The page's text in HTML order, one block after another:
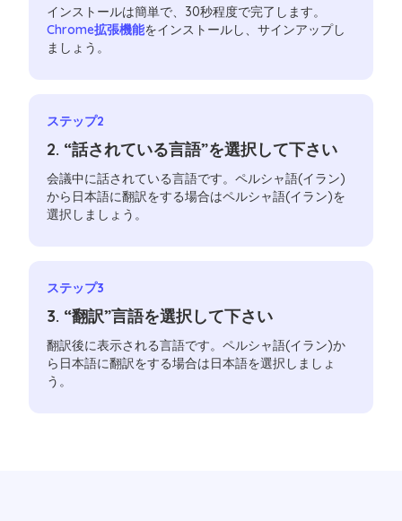
インストールは簡単で、30秒程度で完了します。
Chrome拡張機能をインストールし、サインアップし
ましょう。
ステップ2
2. “話されている言語”を選択して下さい
会議中に話されている言語です。ペルシャ語(イラン)
から日本語に翻訳をする場合はペルシャ語(イラン)を
選択しましょう。
ステップ3
3. “翻訳”言語を選択して下さい
翻訳後に表示される言語です。ペルシャ語(イラン)か
ら日本語に翻訳をする場合は日本語を選択しましょ
う。